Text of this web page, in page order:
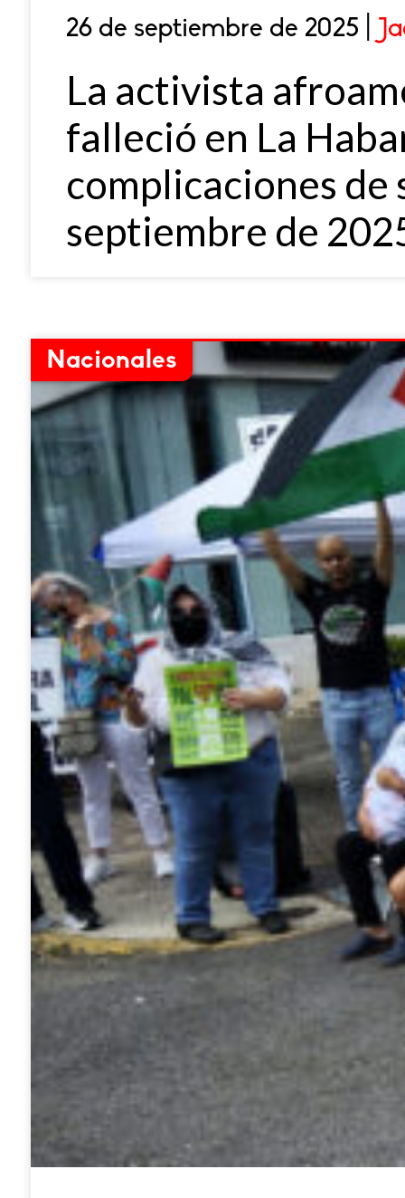
26 de septiembre de 2025 |
La activista
falleció en La
complicaciones de
septiembre de
Nacionales